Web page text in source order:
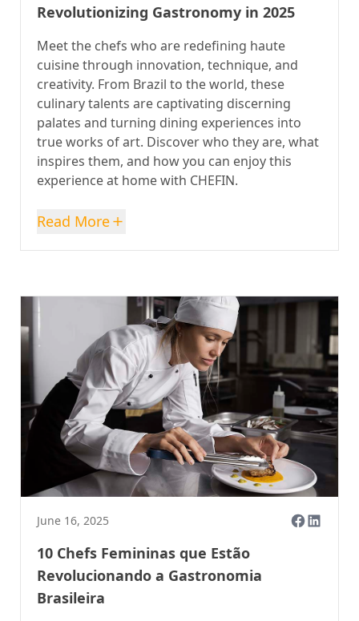
Revolutionizing Gastronomy in 2025
Meet the chefs who are redefining haute
cuisine through innovation, technique, and
creativity. From Brazil to the world, these
culinary talents are captivating discerning
palates and turning dining experiences into
true works of art. Discover who they are, what
inspires them, and how you can enjoy this
experience at home with CHEFIN.
Read More
June 16, 2025
10 Chefs Femininas que Estão
Revolucionando a Gastronomia
Brasileira